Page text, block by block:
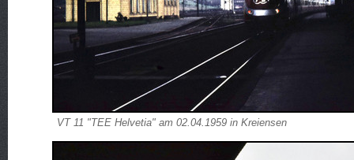
VT 11 "TEE Helvetia" am 02.04.1959 in Kreiensen